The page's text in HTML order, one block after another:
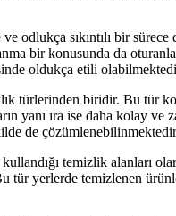
odlukça sıkıntılı bir
bir konusunda da
oldukça etili
türlerinden biridir. Bu tür
yanı ıra ise daha kolay
de
temizlik alanları
yerlerde temizlenen